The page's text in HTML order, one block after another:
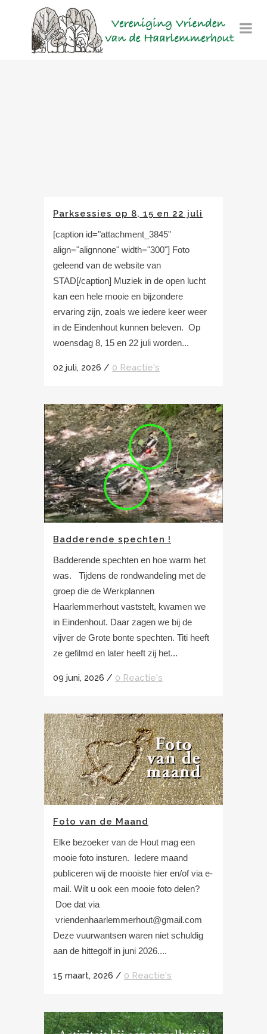
Parksessies op 8, 15 en 22 juli
[caption id="attachment_3845"
align="alignnone" width="300"] Foto
geleend van de website van
STAD[/caption] Muziek in de open lucht
kan een hele mooie en bijzondere
ervaring zijn, zoals we iedere keer weer
in de Eindenhout kunnen beleven. Op
woensdag 8, 15 en 22 juli worden...
02 juli, 2026 / 0 Reactie's
Badderende spechten !
Badderende spechten en hoe warm het
was. Tijdens de rondwandeling met de
groep die de Werkplannen
Haarlemmerhout vaststelt, kwamen we
in Eindenhout. Daar zagen we bij de
vijver de Grote bonte spechten. Titi heeft
ze gefilmd en later heeft zij het...
09 juni, 2026 / 0 Reactie's
Foto van de Maand
Elke bezoeker van de Hout mag een
mooie foto insturen. Iedere maand
publiceren wij de mooiste hier en/of via e-
mail. Wilt u ook een mooie foto delen?
Doe dat via
vriendenhaarlemmerhout@gmail.com
Deze vuurwantsen waren niet schuldig
aan de hittegolf in juni 2026....
15 maart, 2026 / 0 Reactie's